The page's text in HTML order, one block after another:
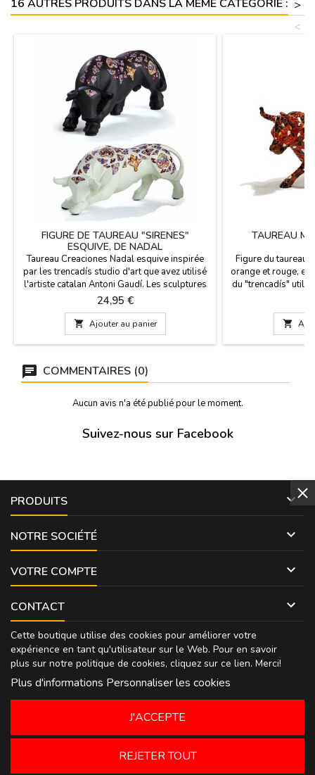
16 AUTRES PRODUITS DANS LA MÊME CATÉGORIE : >
<
FIGURE DE TAUREAU "SIRENES"
ESQUIVE, DE NADAL
Taureau Creaciones Nadal esquive inspirée
par les trencadís studio d'art que avez utilisé
l'artiste catalan Antoni Gaudí. Les sculptures
se distinguent par leur créativité, leur
perfection et de beauté. Ils sont des éditions
limitées, marquées avec le numéro de série.
Ces taureaux sont disponibles en noir et
blanc et en deux tailles. Grand: 22 cm de
Prix
24,95 €
 Ajouter au panier
TAUREAU
Figure du taureau
orange et rouge,
du "trencadís"
Barcelone
Fabriqué en
livré dans une
protection.

COMMENTAIRES (0)
Aucun avis n'a été publié pour le moment.
Suivez-nous sur Facebook
PRODUITS 
NOTRE SOCIÉTÉ 
VOTRE COMPTE 
CONTACT 
Cette boutique utilise des cookies pour améliorer votre
expérience en tant qu'utilisateur sur le Web. Pour en savoir
plus sur notre politique de cookies, cliquez sur ce lien. Merci!
Plus d'informations Personnaliser les cookies
REJETER TOUT
J'ACCEPTE